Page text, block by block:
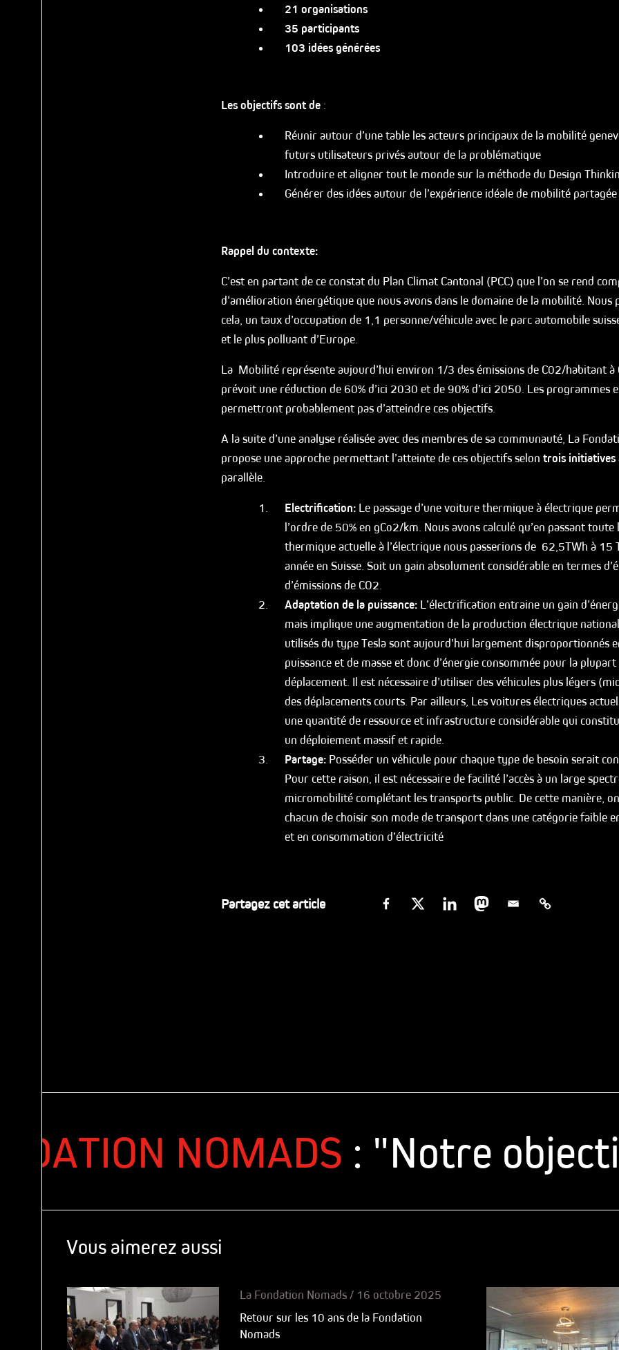
21 organisations
35 participants
103 idées générées
Les objectifs sont de:
Réunir autour d’une table les acteurs principaux de la mobilité
futurs utilisateurs privés autour de la problématique
Introduire et aligner tout le monde sur la méthode du Design
Générer des idées autour de l’expérience idéale de mobilité partagée
Rappel du contexte:
C’est en partant de ce constat du Plan Climat Cantonal (PCC) que l’on se rend
d’amélioration énergétique que nous avons dans le domaine de la mobilité. Nous
cela, un taux d’occupation de 1,1 personne/véhicule avec le parc automobile
et le plus polluant d’Europe.
La Mobilité représente aujourd’hui environ 1/3 des émissions de C02/habitant à
prévoit une réduction de 60% d’ici 2030 et de 90% d’ici 2050. Les programmes
permettront probablement pas d’atteindre ces objectifs.
A la suite d’une analyse réalisée avec des membres de sa communauté, La
propose une approche permettant l’atteinte de ces objectifs selon trois initiatives
parallèle.
Electrification: Le passage d’une voiture thermique à électrique
l’ordre de 50% en gCo2/km. Nous avons calculé qu’en passant
thermique actuelle à l’électrique nous passerions de 62,5TWh à 15
année en Suisse. Soit un gain absolument considérable en termes
d’émissions de CO2.
Adaptation de la puissance: L’électrification entraine un gain
mais implique une augmentation de la production électrique
utilisés du type Tesla sont aujourd’hui largement disproportionnés
puissance et de masse et donc d’énergie consommée pour la plupart
déplacement. Il est nécessaire d’utiliser des véhicules plus légers
des déplacements courts. Par ailleurs, Les voitures électriques
une quantité de ressource et infrastructure considérable qui
un déploiement massif et rapide.
Partage: Posséder un véhicule pour chaque type de besoin serait
Pour cette raison, il est nécessaire de facilité l’accès à un large
micromobilité complétant les transports public. De cette manière,
chacun de choisir son mode de transport dans une catégorie faible
et en consommation d’électricité
Partagez cet article
NOMADS : "Notre objectif
Vous aimerez aussi
La Fondation Nomads / 16 octobre 2025
Retour sur les 10 ans de la Fondation
Nomads